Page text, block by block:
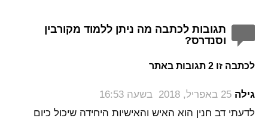
תגובות לכתבה מה ניתן ללמוד מקורבין
וסנדרס?
לכתבה זו 2 תגובות באתר
גילה ‏25 באפריל, 2018 בשעה 16:53
לדעתי דב חנין הוא האיש והאישיות היחידה שיכול כיום